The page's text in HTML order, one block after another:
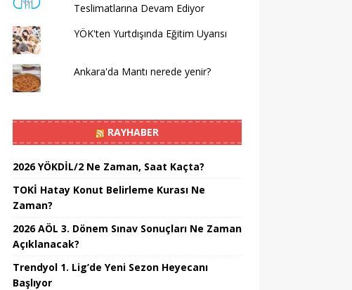
Teslimatlarına Devam Ediyor
YÖK'ten Yurtdışında Eğitim Uyarısı
Ankara'da Mantı nerede yenir?
RAYHABER
2026 YÖKDİL/2 Ne Zaman, Saat Kaçta?
TOKİ Hatay Konut Belirleme Kurası Ne
Zaman?
2026 AÖL 3. Dönem Sınav Sonuçları Ne Zaman
Açıklanacak?
Trendyol 1. Lig’de Yeni Sezon Heyecanı
Başlıyor